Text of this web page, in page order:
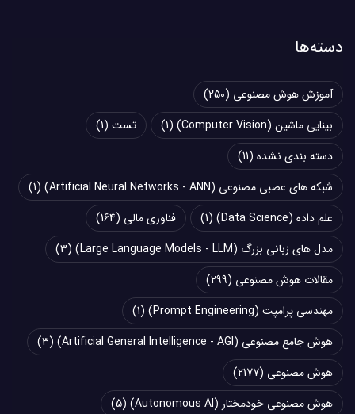
دسته‌ها
آموزش هوش مصنوعی (250)
بینایی ماشین (Computer Vision)
(1) تست (1)
دسته بندی نشده (11)
شبکه های عصبی مصنوعی (Artificial Neural Networks - ANN)
(1)
علم داده (Data Science)
(1) فناوری مالی (164)
مدل های زبانی بزرگ (Large Language Models - LLM)
(3)
مقالات هوش مصنوعی (299)
مهندسی پرامپت (Prompt Engineering)
(1)
هوش جامع مصنوعی (Artificial General Intelligence - AGI)
(3)
هوش مصنوعی (2177)
هوش مصنوعی خودمختار (Autonomous AI)
(5)